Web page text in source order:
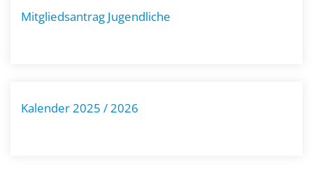
Mitgliedsantrag Jugendliche
Kalender 2025 / 2026